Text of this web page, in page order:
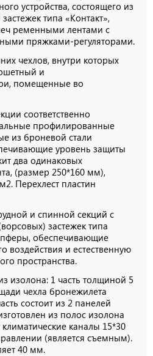
устройства, состоящего из
типа «Контакт»,
ременными лентами с
пряжками-регуляторами.
чехлов, внутри которых
и
помещенные во
соответственно
профилированные
из броневой стали
уровень защиты
два одинаковых
(размер 250*160 мм),
Перехлест пластин
и спинной секций с
застежек типа
обеспечивающие
воздействия и естественную
пространства.
изолона: 1 часть толщиной 5
чехла бронежилета
состоит из 2 панелей
из полос изолона
каналы 15*30
(является съемным).
40 мм.